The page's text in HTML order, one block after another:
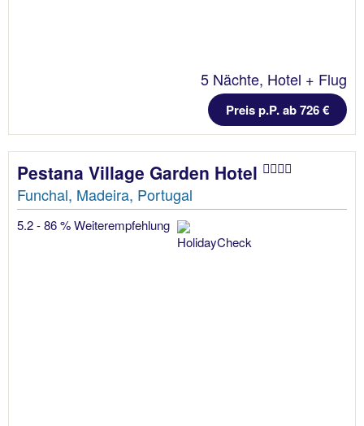
5 Nächte, Hotel + Flug
Preis p.P. ab 726 €
Pestana Village Garden Hotel
Funchal, Madeira, Portugal
5.2 - 86 % Weiterempfehlung